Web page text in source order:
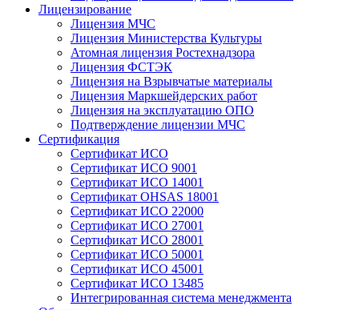
Лицензирование
Лицензия МЧС
Лицензия Министерства Культуры
Атомная лицензия Ростехнадзора
Лицензия ФСТЭК
Лицензия на Взрывчатые материалы
Лицензия Маркшейдерских работ
Лицензия на эксплуатацию ОПО
Подтверждение лицензии МЧС
Сертификация
Сертификат ИСО
Сертификат ИСО 9001
Сертификат ИСО 14001
Сертификат OHSAS 18001
Сертификат ИСО 22000
Сертификат ИСО 27001
Сертификат ИСО 28001
Сертификат ИСО 50001
Сертификат ИСО 45001
Сертификат ИСО 13485
Интегрированная система менеджмента